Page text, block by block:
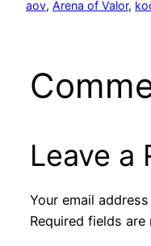
aov, Arena of Valor,
Leave a
Your email
Required fields are